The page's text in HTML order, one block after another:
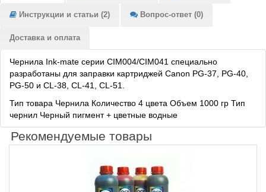
Инструкции и статьи (2) Вопрос-ответ (0)
Доставка и оплата
Чернила Ink-mate серии CIM004/CIM041 специально
разработаны для заправки картриджей Canon PG-37, PG-40,
PG-50 и CL-38, CL-41, CL-51.
Тип товара Чернила Количество 4 цвета Объем 1000 гр Тип
чернил Черный пигмент + цветные водные
Рекомендуемые товары